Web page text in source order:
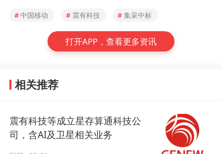
#中国移动 # 震有科技 # 集采中标
打开APP，查看更多资讯
相关推荐
震有科技等成立星存算通科技公
司，含AI及卫星相关业务